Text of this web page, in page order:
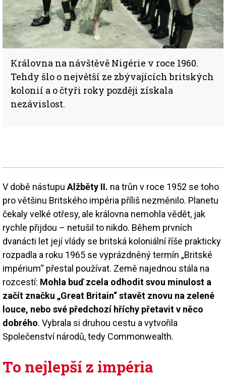
Královna na návštěvě Nigérie v roce 1960.
Tehdy šlo o největší ze zbývajících britských
kolonií a o čtyři roky později získala
nezávislost.
V době nástupu Alžběty II. na trůn v roce 1952 se toho
pro většinu Britského impéria příliš nezměnilo. Planetu
čekaly velké otřesy, ale královna nemohla vědět, jak
rychle přijdou – netušil to nikdo. Během prvních
dvanácti let její vlády se britská koloniální říše prakticky
rozpadla a roku 1965 se vyprázdněný termín „Britské
impérium“ přestal používat. Země najednou stála na
rozcestí: Mohla buď zcela odhodit svou minulost a
začít značku „Great Britain“ stavět znovu na zelené
louce, nebo své předchozí hříchy přetavit v něco
dobrého. Vybrala si druhou cestu a vytvořila
Společenství národů, tedy Commonwealth.
To nejlepší z impéria